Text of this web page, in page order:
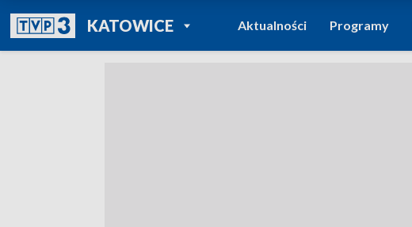
KATOWICEPOWRÓT DO
TVP REGIONY
Aktualności Programy